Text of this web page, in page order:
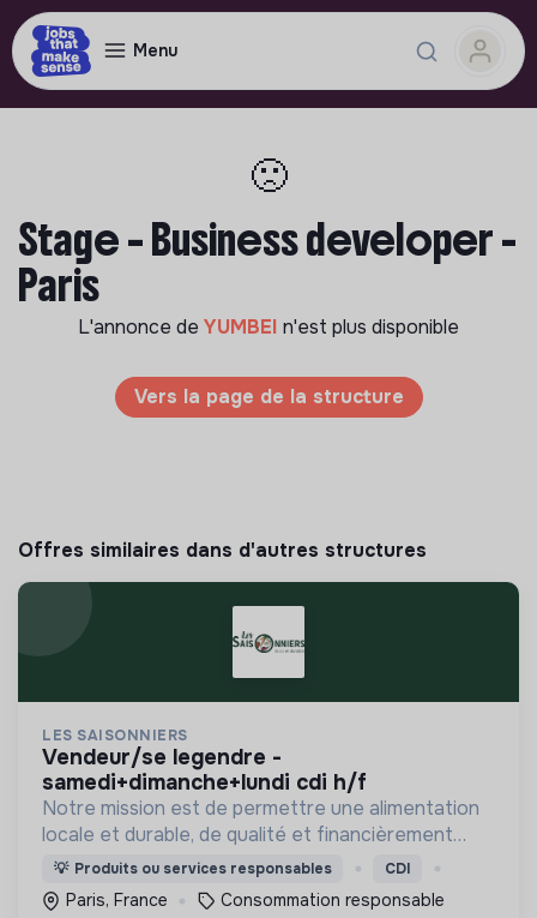
Menu
🙁
Stage – Business developer -
Paris
L'annonce de YUMBEI n'est plus disponible
Vers la page de la structure
Offres similaires dans d'autres structures
LES SAISONNIERS
vendeur/se legendre -
samedi+dimanche+lundi cdi h/f
Notre mission est de permettre une alimentation
locale et durable, de qualité et financièrement
abordable.
💡 Produits ou services responsables CDI
Paris, France Consommation responsable